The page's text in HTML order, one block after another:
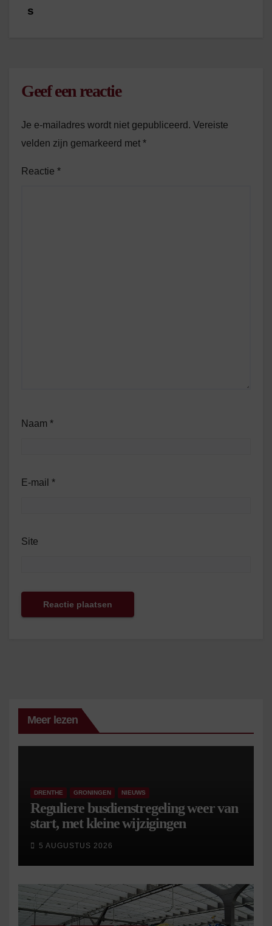
s
Geef een reactie
Je e-mailadres wordt niet gepubliceerd. Vereiste
velden zijn gemarkeerd met *
Reactie *
Naam *
E-mail *
Site
Meer lezen
DRENTHE GRONINGEN NIEUWS
Reguliere busdienstregeling weer van
start, met kleine wijzigingen
5 AUGUSTUS 2026